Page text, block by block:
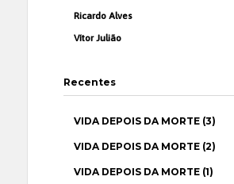
Ricardo Alves
Vítor Julião
Recentes
VIDA DEPOIS DA MORTE (3)
VIDA DEPOIS DA MORTE (2)
VIDA DEPOIS DA MORTE (1)